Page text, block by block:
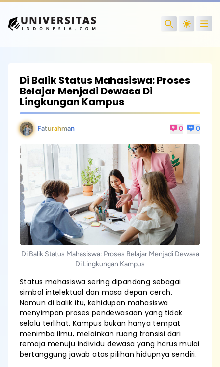
Search
Di Balik Status Mahasiswa: Proses
Belajar Menjadi Dewasa Di
Lingkungan Kampus
Faturahman 0 0
Di Balik Status Mahasiswa: Proses Belajar Menjadi Dewasa
Di Lingkungan Kampus
Status mahasiswa sering dipandang sebagai
simbol intelektual dan masa depan cerah.
Namun di balik itu, kehidupan mahasiswa
menyimpan proses pendewasaan yang tidak
selalu terlihat. Kampus bukan hanya tempat
menimba ilmu, melainkan ruang transisi dari
remaja menuju individu dewasa yang harus mulai
bertanggung jawab atas pilihan hidupnya sendiri.